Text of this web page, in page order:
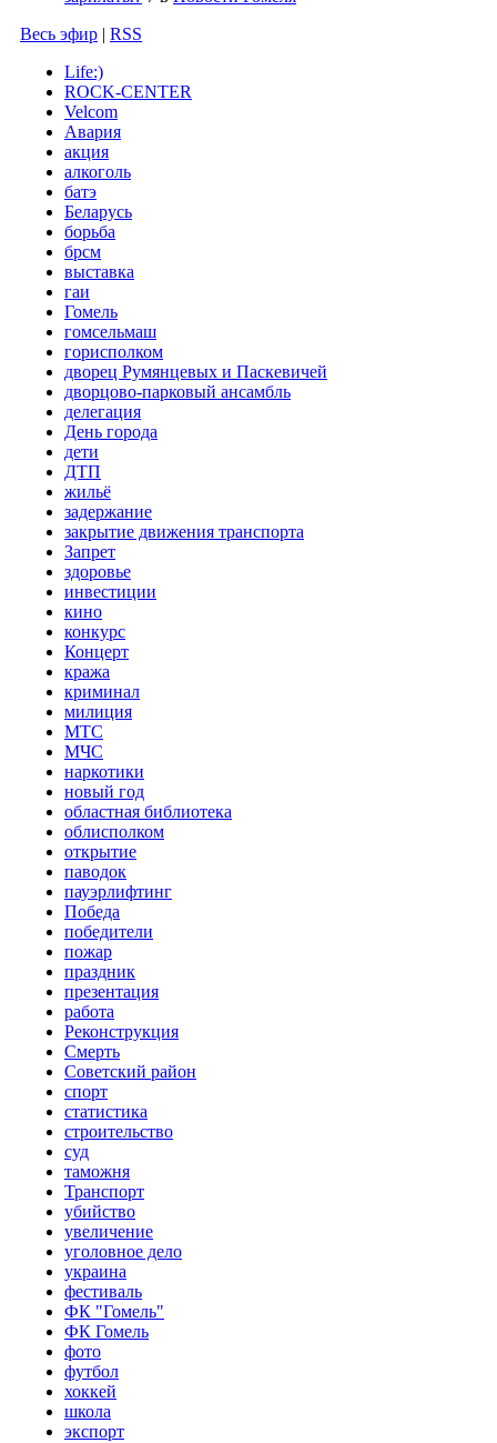
Весь эфир | RSS
Life:)
ROCK-CENTER
Velcom
Авария
акция
алкоголь
батэ
Беларусь
борьба
брсм
выставка
гаи
Гомель
гомсельмаш
горисполком
дворец Румянцевых и Паскевичей
дворцово-парковый ансамбль
делегация
День города
дети
ДТП
жильё
задержание
закрытие движения транспорта
Запрет
здоровье
инвестиции
кино
конкурс
Концерт
кража
криминал
милиция
МТС
МЧС
наркотики
новый год
областная библиотека
облисполком
открытие
паводок
пауэрлифтинг
Победа
победители
пожар
праздник
презентация
работа
Реконструкция
Смерть
Советский район
спорт
статистика
строительство
суд
таможня
Транспорт
убийство
увеличение
уголовное дело
украина
фестиваль
ФК "Гомель"
ФК Гомель
фото
футбол
хоккей
школа
экспорт